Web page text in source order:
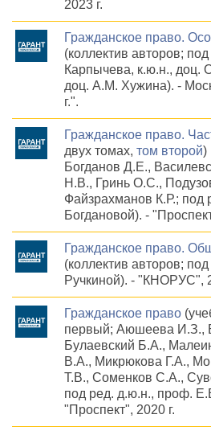
2023 г.
Гражданское право.
(коллектив авторов;
Карпычева, к.ю.н., доц.
доц. А.М. Хужина). -
г.".
Гражданское право.
двух томах, том второй)
Богданов Д.Е.,
Н.В., Гринь О.С.,
Файзрахманов К.Р.;
Богдановой). -
Гражданское право.
(коллектив авторов;
Ручкиной). - "КНОРУС",
Гражданское право
первый; Аюшеева И.З.,
Булаевский Б.А.,
В.А., Микрюкова Г.А.,
Т.В., Соменков С.А.,
под ред. д.ю.н., проф.
"Проспект", 2020 г.